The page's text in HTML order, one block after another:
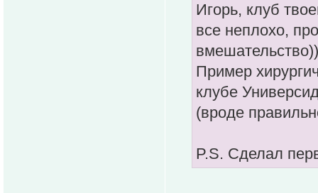
Игорь, клуб
все неплохо,
вмешательство))
Пример
клубе
(вроде
P.S. Сделал